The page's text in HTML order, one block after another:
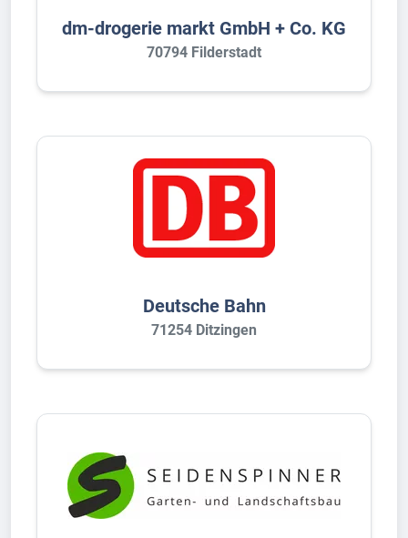
dm-drogerie markt GmbH + Co. KG
70794 Filderstadt
Deutsche Bahn
71254 Ditzingen